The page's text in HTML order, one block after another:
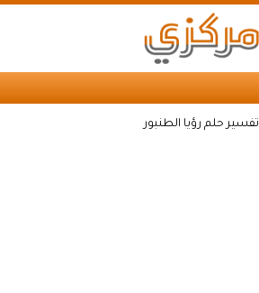
تفسير حلم رؤيا الطنبور